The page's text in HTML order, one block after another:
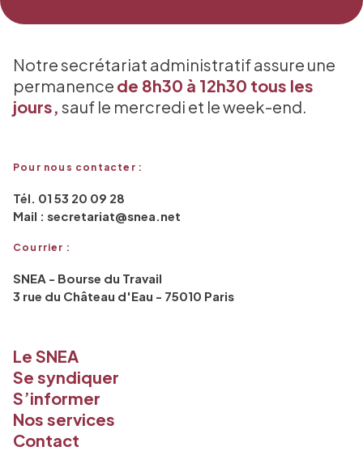
Notre secrétariat administratif assure une
permanence de 8h30 à 12h30 tous les
jours, sauf le mercredi et le week-end.
Pour nous contacter :
Tél. 01 53 20 09 28
Mail : secretariat@snea.net
Courrier :
SNEA - Bourse du Travail
3 rue du Château d'Eau - 75010 Paris
Le SNEA
Se syndiquer
S’informer
Nos services
Contact